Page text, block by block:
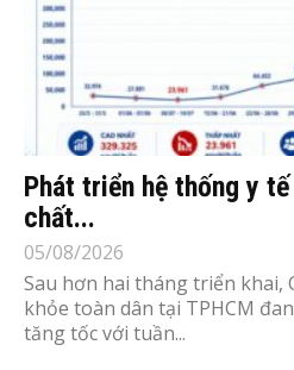
Phát triển hệ thống y
chất...
05/08/2026
Sau hơn hai tháng triển khai,
khỏe toàn dân tại TPHCM
tăng tốc với tuần...